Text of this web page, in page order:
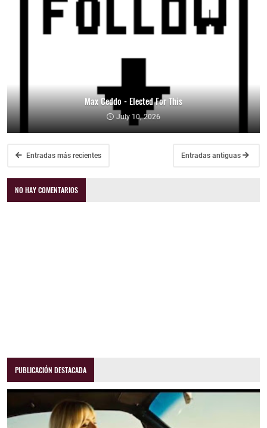
Max Ceddo - Elected For This
July 10, 2026
Entradas más recientes Entradas antiguas
NO HAY COMENTARIOS
PUBLICACIÓN DESTACADA